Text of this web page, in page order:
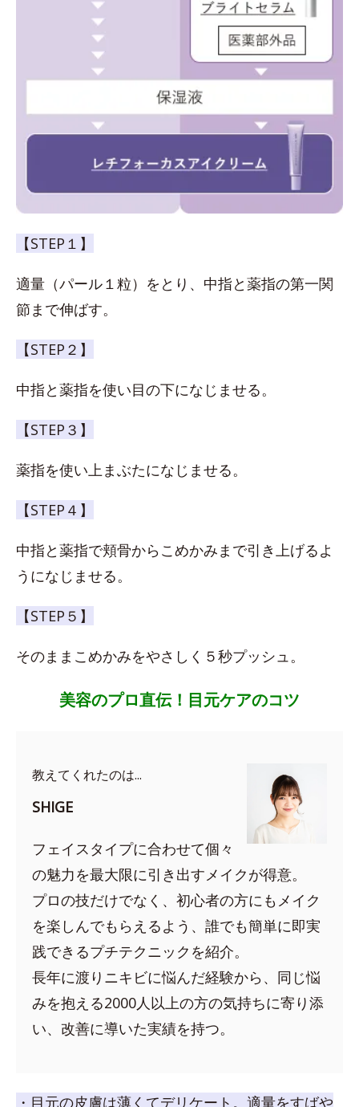
【STEP１】
適量（パール１粒）をとり、中指と薬指の第一関
節まで伸ばす。
【STEP２】
中指と薬指を使い目の下になじませる。
【STEP３】
薬指を使い上まぶたになじませる。
【STEP４】
中指と薬指で頬骨からこめかみまで引き上げるよ
うになじませる。
【STEP５】
そのままこめかみをやさしく５秒プッシュ。
美容のプロ直伝！目元ケアのコツ
教えてくれたのは...
SHIGE
フェイスタイプに合わせて個々
の魅力を最大限に引き出すメイクが得意。
プロの技だけでなく、初心者の方にもメイク
を楽しんでもらえるよう、誰でも簡単に即実
践できるプチテクニックを紹介。
長年に渡りニキビに悩んだ経験から、同じ悩
みを抱える2000人以上の方の気持ちに寄り添
い、改善に導いた実績を持つ。
・目元の皮膚は薄くてデリケート。適量をすばや